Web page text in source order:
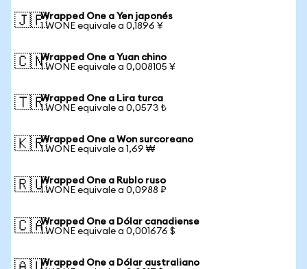
🇯🇵Wrapped One a Yen japonés
1 WONE equivale a 0,1896 ¥
🇨🇳Wrapped One a Yuan chino
1 WONE equivale a 0,008105 ¥
🇹🇷Wrapped One a Lira turca
1 WONE equivale a 0,0573 ₺
🇰🇷Wrapped One a Won surcoreano
1 WONE equivale a 1,69 ₩
🇷🇺Wrapped One a Rublo ruso
1 WONE equivale a 0,0988 ₽
🇨🇦Wrapped One a Dólar canadiense
1 WONE equivale a 0,001676 $
Wrapped One a Dólar australiano